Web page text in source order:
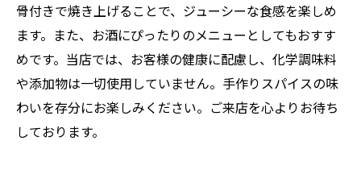
骨付きで焼き上げることで、ジューシーな食感を楽しめ
ます。また、お酒にぴったりのメニューとしてもおすす
めです。当店では、お客様の健康に配慮し、化学調味料
や添加物は一切使用していません。手作りスパイスの味
わいを存分にお楽しみください。ご来店を心よりお待ち
しております。